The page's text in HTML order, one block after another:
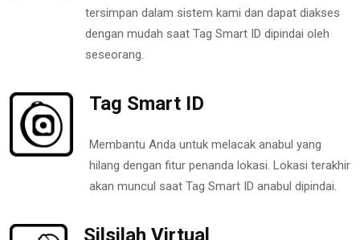
tersimpan dalam sistem kami dan dapat diakses
dengan mudah saat Tag Smart ID dipindai oleh
seseorang.
Tag Smart ID
Membantu Anda untuk melacak anabul yang
hilang dengan fitur penanda lokasi. Lokasi terakhir
akan muncul saat Tag Smart ID anabul dipindai.
Silsilah Virtual